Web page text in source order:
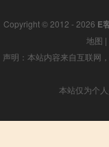
Copyright © 2012 - 2026 E
地图 |
声明：本站内容来自互联网
本站仅为个